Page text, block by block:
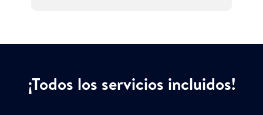
¡Todos los servicios incluidos!